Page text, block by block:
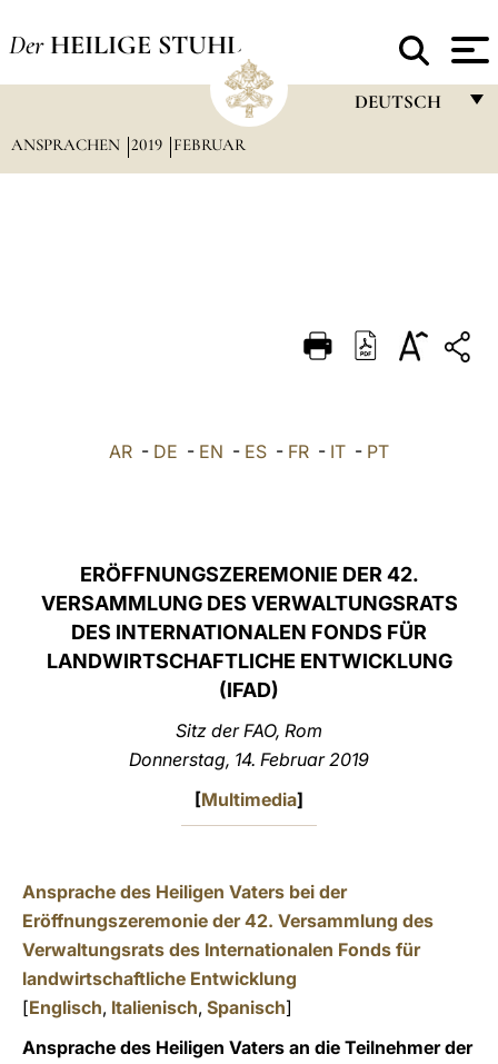
Der HEILIGE STUHL
DEUTSCH
DEUTSCH
العربيّة
ANSPRACHEN 2019 FEBRUAR
AR - DE - EN - ES - FR - IT - PT
ERÖFFNUNGSZEREMONIE DER 42.
VERSAMMLUNG DES VERWALTUNGSRATS
DES INTERNATIONALEN FONDS FÜR
LANDWIRTSCHAFTLICHE ENTWICKLUNG
(IFAD)
Sitz der FAO, Rom
Donnerstag, 14. Februar 2019
[Multimedia]
Ansprache des Heiligen Vaters bei der
Eröffnungszeremonie der 42. Versammlung des
Verwaltungsrats des Internationalen Fonds für
landwirtschaftliche Entwicklung
[Englisch, Italienisch, Spanisch]
Ansprache des Heiligen Vaters an die Teilnehmer der